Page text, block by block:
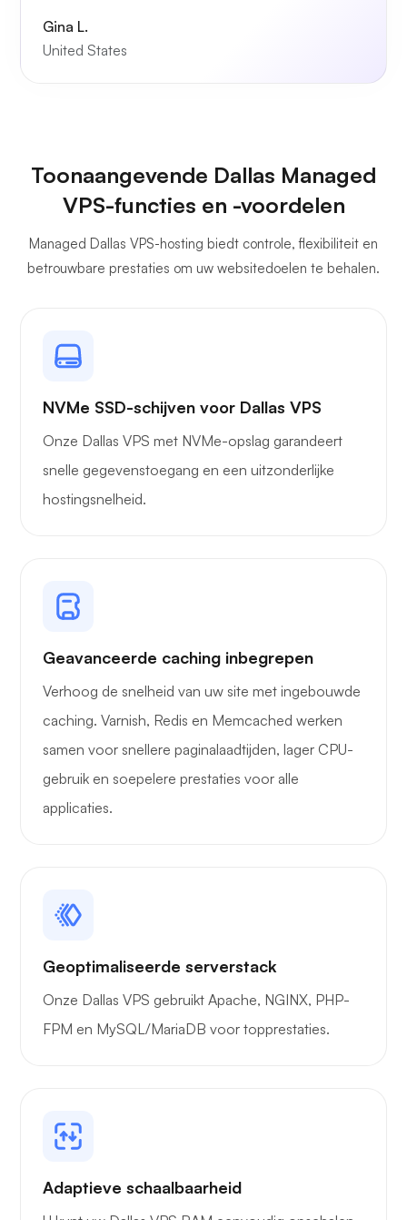
Gina L.
United States
Toonaangevende Dallas Managed
VPS-functies en -voordelen
Managed Dallas VPS-hosting biedt controle, flexibiliteit en
betrouwbare prestaties om uw websitedoelen te behalen.
NVMe SSD-schijven voor Dallas VPS
Onze Dallas VPS met NVMe-opslag garandeert
snelle gegevenstoegang en een uitzonderlijke
hostingsnelheid.
Geavanceerde caching inbegrepen
Verhoog de snelheid van uw site met ingebouwde
caching. Varnish, Redis en Memcached werken
samen voor snellere paginalaadtijden, lager CPU-
gebruik en soepelere prestaties voor alle
applicaties.
Geoptimaliseerde serverstack
Onze Dallas VPS gebruikt Apache, NGINX, PHP-
FPM en MySQL/MariaDB voor topprestaties.
Adaptieve schaalbaarheid